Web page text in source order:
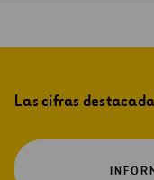
Las cifras